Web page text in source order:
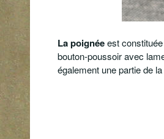
La poignéeest
bouton-poussoir avec
également une partie de